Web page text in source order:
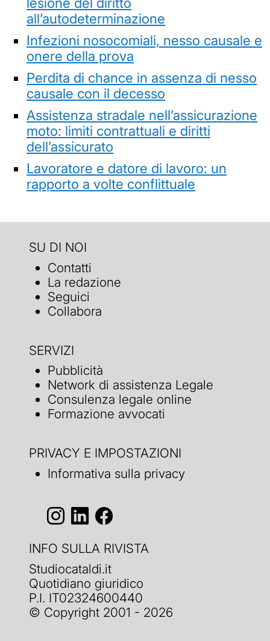
all’autodeterminazione
Infezioni nosocomiali, nesso causale e
onere della prova
Perdita di chance in assenza di nesso
causale con il decesso
Assistenza stradale nell’assicurazione
moto: limiti contrattuali e diritti
dell’assicurato
Lavoratore e datore di lavoro: un
rapporto a volte conflittuale
SU DI NOI
Contatti
La redazione
Seguici
Collabora
SERVIZI
Pubblicità
Network di assistenza Legale
Consulenza legale online
Formazione avvocati
PRIVACY E IMPOSTAZIONI
Informativa sulla privacy
INFO SULLA RIVISTA
Studiocataldi.it
Quotidiano giuridico
P.I. IT02324600440
© Copyright 2001 - 2026